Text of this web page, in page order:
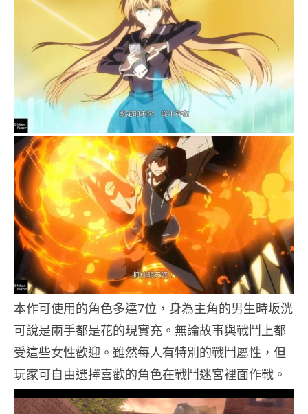
本作可使用的角色多達7位，身為主角的男生時坂洸
可說是兩手都是花的現實充。無論故事與戰鬥上都
受這些女性歡迎。雖然每人有特別的戰鬥屬性，但
玩家可自由選擇喜歡的角色在戰鬥迷宮裡面作戰。